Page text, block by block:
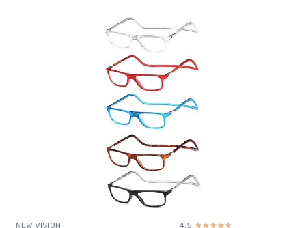
NEW VISION 4.5 ☆☆☆☆☆
★★★★★